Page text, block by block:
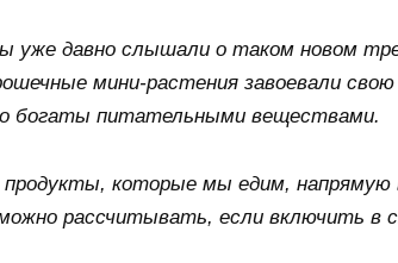
уже давно слышали о таком новом
мини-растения завоевали
богаты питательными веществами.
которые мы едим, напрямую
рассчитывать, если включить в